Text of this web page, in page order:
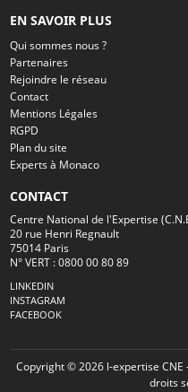
EN SAVOIR PLUS
Qui sommes nous ?
Partenaires
Rejoindre le réseau
Contact
Mentions Légales
RGPD
Plan du site
Experts à Monaco
CONTACT
Centre National de l'Expertise
20 rue Henri Regnault
75014 Paris
N° VERT : 0800 00 80 89
LINKEDIN
INSTAGRAM
FACEBOOK
Copyright © 2026 l-expertise
droits